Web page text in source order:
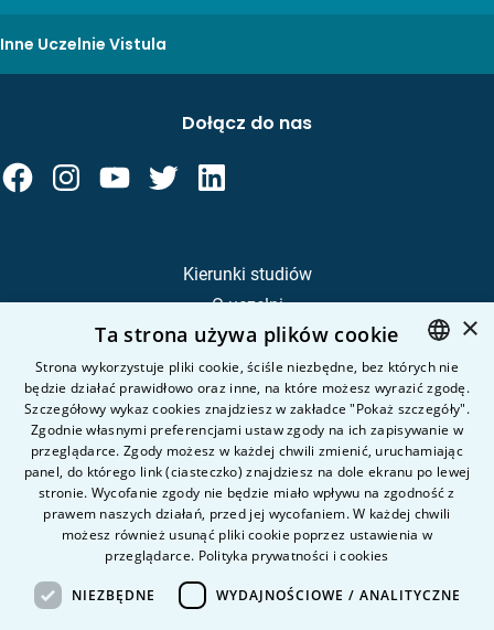
Inne Uczelnie Vistula
Kierunki studiów
O uczelni
Kandydat
Student
Nauka i badania
Intranet
Pytania i odpowiedzi
Kontakt
Kariera na uczelni
Dołącz do nas
POLISH
ENGLISH
×
Ta strona używa plików cookie
Strona wykorzystuje pliki cookie, ściśle niezbędne, bez których nie
będzie działać prawidłowo oraz inne, na które możesz wyrazić zgodę.
Szczegółowy wykaz cookies znajdziesz w zakładce "Pokaż szczegóły".
Zgodnie własnymi preferencjami ustaw zgody na ich zapisywanie w
przeglądarce. Zgody możesz w każdej chwili zmienić, uruchamiając
panel, do którego link (ciasteczko) znajdziesz na dole ekranu po lewej
stronie. Wycofanie zgody nie będzie miało wpływu na zgodność z
prawem naszych działań, przed jej wycofaniem. W każdej chwili
możesz również usunąć pliki cookie poprzez ustawienia w
przeglądarce. Polityka prywatności i cookies
NIEZBĘDNE WYDAJNOŚCIOWE / ANALITYCZNE